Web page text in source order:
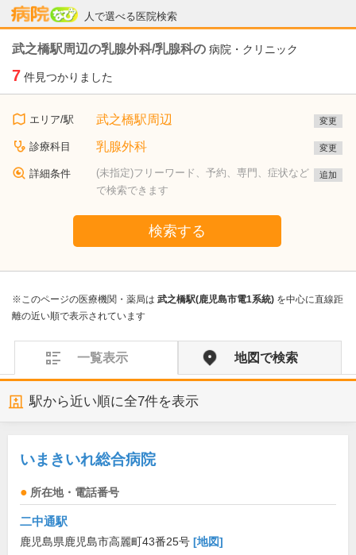
人で選べる医院検索
病院なび
武之橋駅周辺の乳腺外科/乳腺科の 病院・クリニック
7 件見つかりました
エリア/駅 武之橋駅周辺 変更
診療科目 乳腺外科 変更
詳細条件
(未指定)フリーワード、予約、専門、症状など
で検索できます
追加
検索する
※このページの医療機関・薬局は 武之橋駅(鹿児島市電1系統) を中心に直線距
離の近い順で表示されています
一覧表示 地図で検索
駅から近い順に全7件を表示
いまきいれ総合病院
所在地・電話番号
二中通駅
鹿児島県鹿児島市高麗町43番25号 [地図]